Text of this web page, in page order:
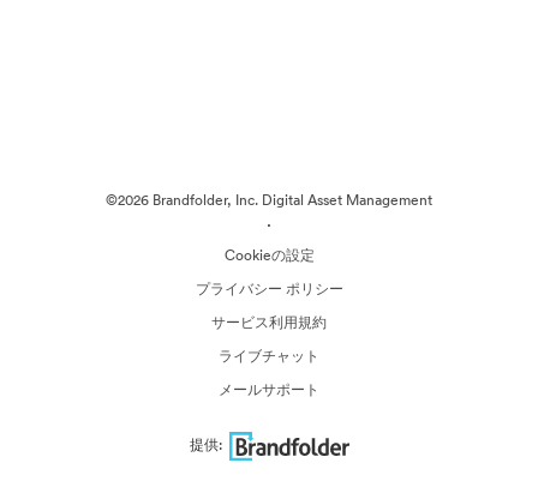
©2026 Brandfolder, Inc. Digital Asset Management
·
Cookieの設定
プライバシー ポリシー
サービス利用規約
ライブチャット
メールサポート
提供: